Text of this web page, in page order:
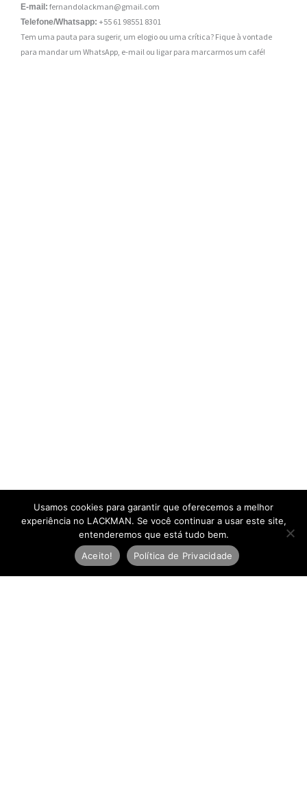
E-mail: fernandolackman@gmail.com
Telefone/Whatsapp: +55 61 98551 8301
Tem uma pauta para sugerir, um elogio ou uma crítica? Fique à vontade
para mandar um WhatsApp, e-mail ou ligar para marcarmos um café!
Usamos cookies para garantir que oferecemos a melhor
experiência no LACKMAN. Se você continuar a usar este site,
entenderemos que está tudo bem.
Aceito!
Política de Privacidade